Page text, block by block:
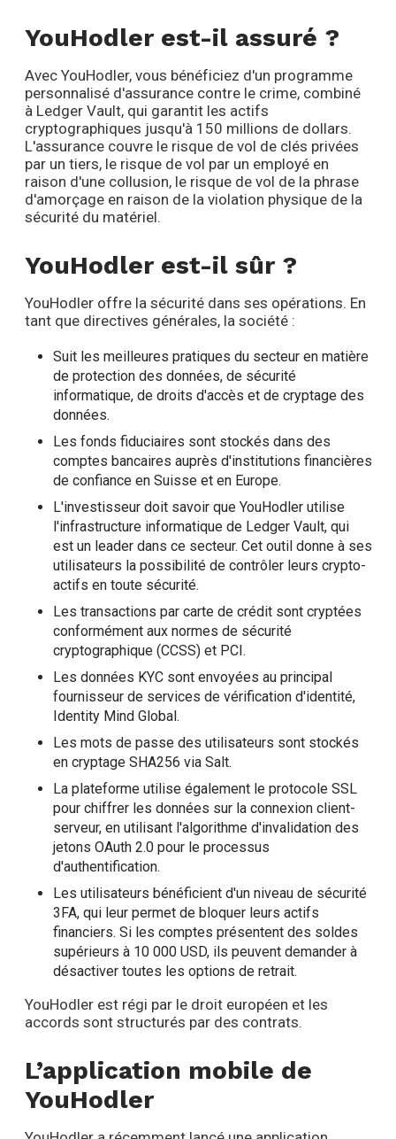
YouHodler est-il assuré ?
Avec YouHodler, vous bénéficiez d'un programme
personnalisé d'assurance contre le crime, combiné
à Ledger Vault, qui garantit les actifs
cryptographiques jusqu'à 150 millions de dollars.
L'assurance couvre le risque de vol de clés privées
par un tiers, le risque de vol par un employé en
raison d'une collusion, le risque de vol de la phrase
d'amorçage en raison de la violation physique de la
sécurité du matériel.
YouHodler est-il sûr ?
YouHodler offre la sécurité dans ses opérations. En
tant que directives générales, la société :
Suit les meilleures pratiques du secteur en matière
de protection des données, de sécurité
informatique, de droits d'accès et de cryptage des
données.
Les fonds fiduciaires sont stockés dans des
comptes bancaires auprès d'institutions financières
de confiance en Suisse et en Europe.
L'investisseur doit savoir que YouHodler utilise
l'infrastructure informatique de Ledger Vault, qui
est un leader dans ce secteur. Cet outil donne à ses
utilisateurs la possibilité de contrôler leurs crypto-
actifs en toute sécurité.
Les transactions par carte de crédit sont cryptées
conformément aux normes de sécurité
cryptographique (CCSS) et PCI.
Les données KYC sont envoyées au principal
fournisseur de services de vérification d'identité,
Identity Mind Global.
Les mots de passe des utilisateurs sont stockés
en cryptage SHA256 via Salt.
La plateforme utilise également le protocole SSL
pour chiffrer les données sur la connexion client-
serveur, en utilisant l'algorithme d'invalidation des
jetons OAuth 2.0 pour le processus
d'authentification.
Les utilisateurs bénéficient d'un niveau de sécurité
3FA, qui leur permet de bloquer leurs actifs
financiers. Si les comptes présentent des soldes
supérieurs à 10 000 USD, ils peuvent demander à
désactiver toutes les options de retrait.
YouHodler est régi par le droit européen et les
accords sont structurés par des contrats.
L’application mobile de
YouHodler